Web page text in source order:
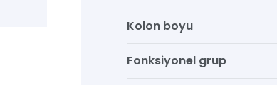
Kolon boyu
Fonksiyonel grup